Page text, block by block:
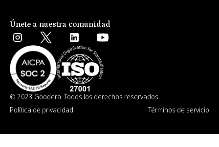
Únete a nuestra comunidad
© 2023 Goodera. Todos los derechos reservados.
Política de privacidad
Términos de servicio